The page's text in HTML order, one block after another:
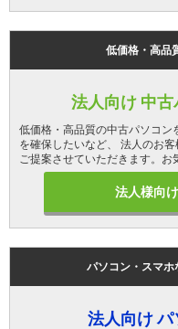
低価格・高品
法人向け 中
低価格・高品質の中古パソコン
を確保したいなど、 法人のお
ご提案させていただきます。お
法人様向
パソコン・スマ
法人向け